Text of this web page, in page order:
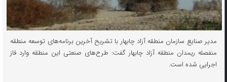
مدیر صنایع سازمان منطقه آزاد چابهار با تشریح آخرین برنامه‌های توسعه منطقه
منفصله ریمدان منطقه آزاد چابهار گفت: طرح‌های صنعتی این منطقه وارد فاز
اجرایی شده است.